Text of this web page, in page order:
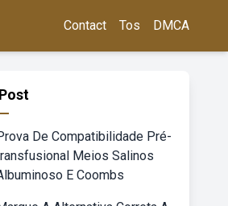
Contact Tos DMCA
De Compatibilidade Pré-
Meios Salinos
E Coombs